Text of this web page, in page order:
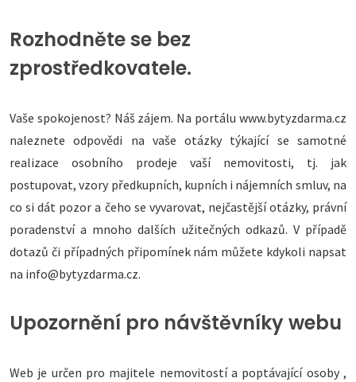
Rozhodněte se bez
zprostředkovatele.
Vaše spokojenost? Náš zájem. Na portálu www.bytyzdarma.cz
naleznete odpovědi na vaše otázky týkající se samotné
realizace osobního prodeje vaší nemovitosti, tj. jak
postupovat, vzory předkupních, kupních i nájemních smluv, na
co si dát pozor a čeho se vyvarovat, nejčastější otázky, právní
poradenství a mnoho dalších užitečných odkazů. V případě
dotazů či případných připomínek nám můžete kdykoli napsat
na info@bytyzdarma.cz.
Upozornění pro návštěvníky webu
Web je určen pro majitele nemovitostí a poptávající osoby ,